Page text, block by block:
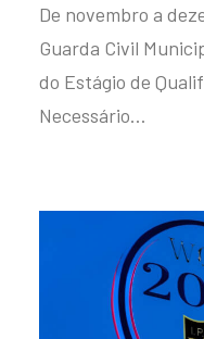
De novembro a
Guarda Civil
do Estágio de
Necessário…